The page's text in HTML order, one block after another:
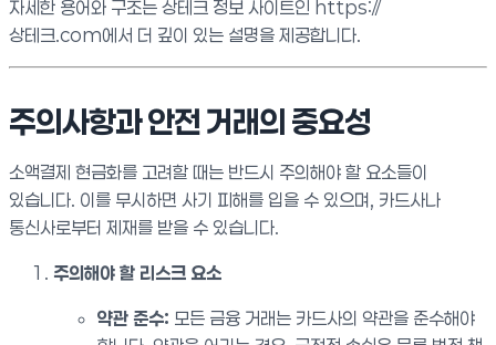
자세한 용어와 구조는 상테크 정보 사이트인 https://
상테크.com에서 더 깊이 있는 설명을 제공합니다.
주의사항과 안전 거래의 중요성
소액결제 현금화를 고려할 때는 반드시 주의해야 할 요소들이
있습니다. 이를 무시하면 사기 피해를 입을 수 있으며, 카드사나
통신사로부터 제재를 받을 수 있습니다.
주의해야 할 리스크 요소
약관 준수: 모든 금융 거래는 카드사의 약관을 준수해야